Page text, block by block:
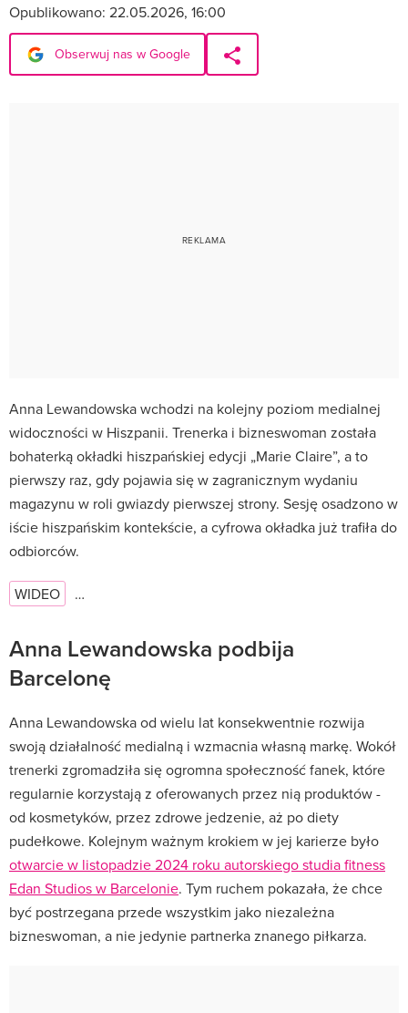
Opublikowano: 22.05.2026, 16:00
Obserwuj nas w Google
Anna Lewandowska wchodzi na kolejny poziom medialnej
widoczności w Hiszpanii. Trenerka i bizneswoman została
bohaterką okładki hiszpańskiej edycji „Marie Claire”, a to
pierwszy raz, gdy pojawia się w zagranicznym wydaniu
magazynu w roli gwiazdy pierwszej strony. Sesję osadzono w
iście hiszpańskim kontekście, a cyfrowa okładka już trafiła do
odbiorców.
WIDEO …
Anna Lewandowska podbija
Barcelonę
Anna Lewandowska od wielu lat konsekwentnie rozwija
swoją działalność medialną i wzmacnia własną markę. Wokół
trenerki zgromadziła się ogromna społeczność fanek, które
regularnie korzystają z oferowanych przez nią produktów -
od kosmetyków, przez zdrowe jedzenie, aż po diety
pudełkowe. Kolejnym ważnym krokiem w jej karierze było
otwarcie w listopadzie 2024 roku autorskiego studia fitness
Edan Studios w Barcelonie. Tym ruchem pokazała, że chce
być postrzegana przede wszystkim jako niezależna
bizneswoman, a nie jedynie partnerka znanego piłkarza.